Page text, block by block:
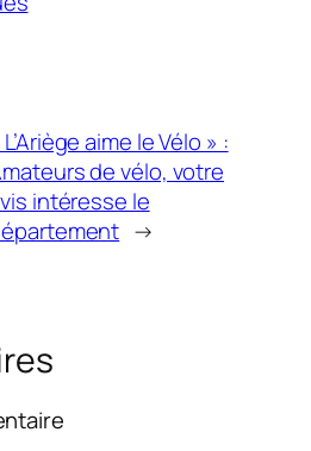
L’Ariège aime le Vélo » :
de vélo, votre
intéresse le
→